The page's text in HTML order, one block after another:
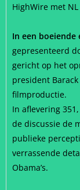
HighWire met
In een boeiende
gepresenteerd
gericht op het
president
filmproductie.
In aflevering 351,
de discussie de
publieke
verrassende
Obama’s.